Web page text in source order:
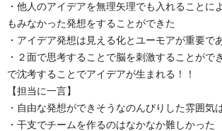
・他人のアイデアを無理矢理でも入れることに
もみなかった発想をすることができた
・アイデア発想は見える化とユーモアが重要で
・２面で思考することで脳を刺激することがで
で沈考することでアイデアが生まれる！！
【担当に一言】
・自由な発想ができそうなのんびりした雰囲気
・干支でチームを作るのはなかなか難しかった